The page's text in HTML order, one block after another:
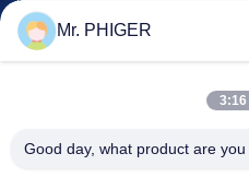
Plan Du Site
Événements
Mr. PHIGER
3:16
Good day, what product are